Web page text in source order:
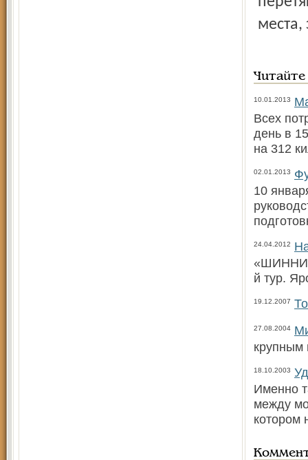
места,
10.01.2013
Всех
день в
на 312
02.01.2013
10
24.04.2012
й тур.
19.12.2007
27.08.2004
крупным
18.10.2003
Именно
между
котором